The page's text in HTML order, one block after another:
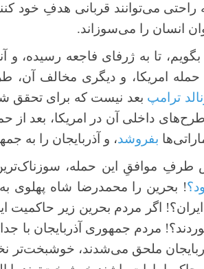
راحتی می‌توانند قربانی هدفِ خود
انسان را می‌سوزاند.
بگویم، تا به ژرفای فاجعه رسیده،
حمله امریکا، و دیگری مخالف آن،
ترامپ بعد نیست که برای تحقق
داخلی آن در امریکا، بعد از
بفروشد، و آذربایجان را به
طرفِ موافقِ این حمله،
! بحرین را محمدرضا شاه پهلوی به
اگر مردم بحرین زیر
مردم جمهوری آذربایجان با
ملحق می‌شدند، خوشبخت‌تر